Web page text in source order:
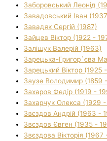
Заборовський Леонід
Завадовський Іван
Завадяк Сергій (1987)
Зайцев Віктор (1922 -
Заліщук Валерій (1963)
Зарецька-Григор`єва
Зарецький Віктор (1925
Заузе Володимир (1859
Захаров Федір (1919 -
Захарчук Олекса (1929
Звєздов Андрій (1963 -
Звєздов Євген (1935 -
Звєздова Вікторія (1967